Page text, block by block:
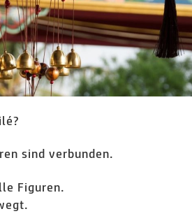
sind verbunden.
Figuren.